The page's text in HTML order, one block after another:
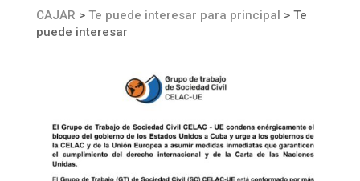
CAJAR > Te puede interesar para principal > Te
puede interesar